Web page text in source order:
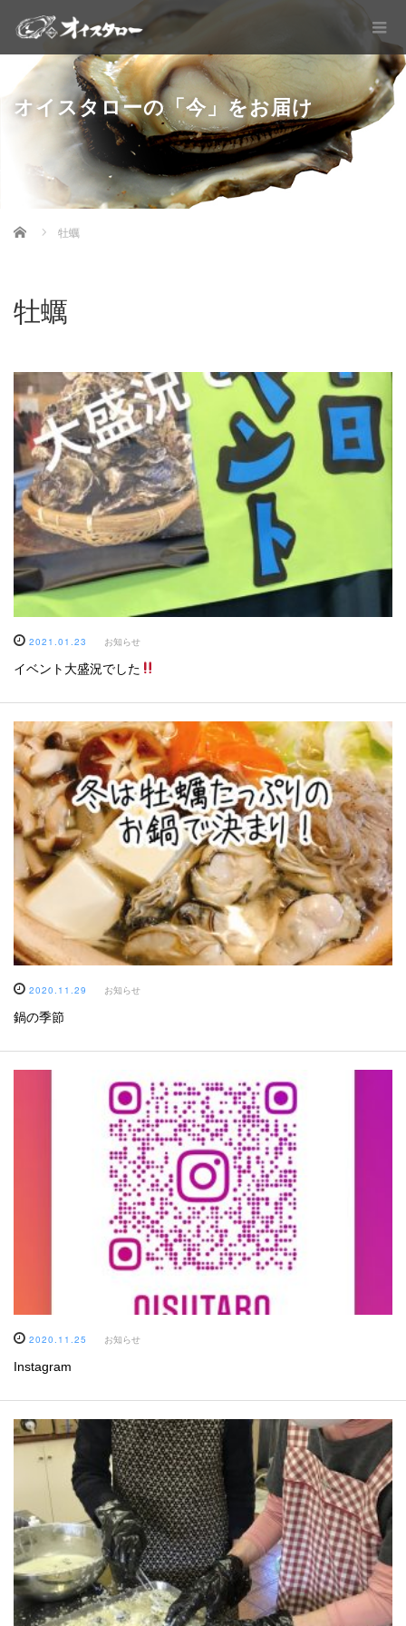
オイスタローの「今」をお届け
Home 牡蠣
牡蠣
2021.01.23 お知らせ
イベント大盛況でした
2020.11.29 お知らせ
鍋の季節
2020.11.25 お知らせ
Instagram